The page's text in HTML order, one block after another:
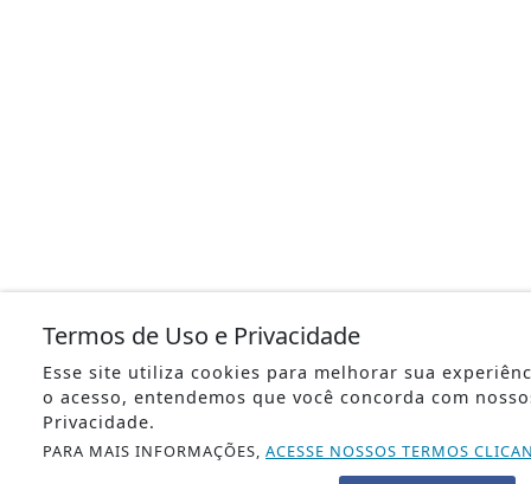
Termos de Uso e Privacidade
Esse site utiliza cookies para melhorar sua
o acesso, entendemos que você concorda com
Privacidade.
PARA MAIS INFORMAÇÕES, ACESSE NOSSOS TERMOS